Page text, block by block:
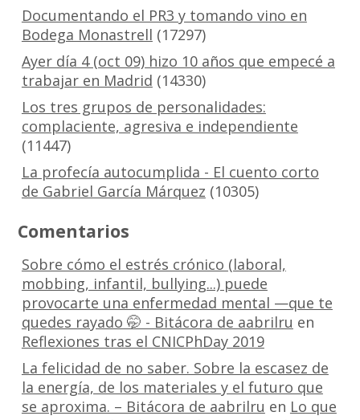
Documentando el PR3 y tomando vino en
Bodega Monastrell (17297)
Ayer día 4 (oct 09) hizo 10 años que empecé a
trabajar en Madrid (14330)
Los tres grupos de personalidades:
complaciente, agresiva e independiente
(11447)
La profecía autocumplida - El cuento corto
de Gabriel García Márquez (10305)
Comentarios
Sobre cómo el estrés crónico (laboral,
mobbing, infantil, bullying...) puede
provocarte una enfermedad mental —que te
quedes rayado 🤭 - Bitácora de aabrilru en
Reflexiones tras el CNICPhDay 2019
La felicidad de no saber. Sobre la escasez de
la energía, de los materiales y el futuro que
se aproxima. – Bitácora de aabrilru en Lo que